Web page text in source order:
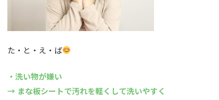
た・と・え・ば
・洗い物が嫌い
→ まな板シートで汚れを軽くして洗いやすく